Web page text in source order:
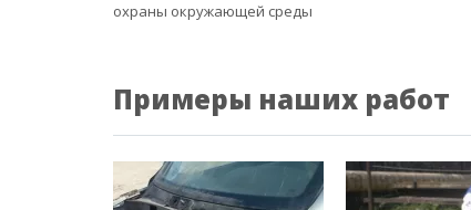
охраны окружающей среды
Примеры наших работ